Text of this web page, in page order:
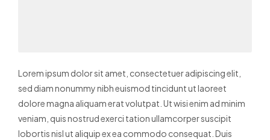
Lorem ipsum dolor sit amet, consectetuer adipiscing elit,
sed diam nonummy nibh euismod tincidunt ut laoreet
dolore magna aliquam erat volutpat. Ut wisi enim ad minim
veniam, quis nostrud exerci tation ullamcorper suscipit
lobortis nisl ut aliquip ex ea commodo consequat. Duis